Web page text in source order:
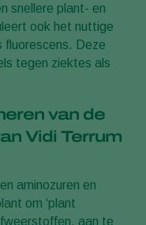
snellere plant- en
ook het nuttige
fluorescens. Deze
tegen ziektes als
van de
Vidi Terrum
aminozuren en
om ‘plant
aan te